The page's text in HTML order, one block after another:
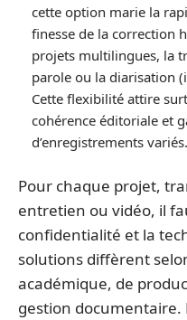
cette option marie la
finesse de la correction
projets multilingues, la
parole ou la diarisation
Cette flexibilité attire
cohérence éditoriale et
d’enregistrements variés.
Pour chaque projet,
entretien ou vidéo, il
confidentialité et la
solutions diffèrent
académique, de
gestion